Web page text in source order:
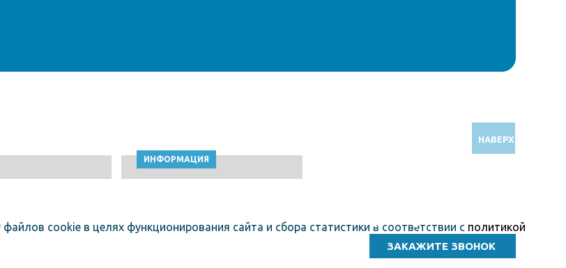
НАВЕРХ
ИНФОРМАЦИЯ
cookie в целях функционирования сайта и сбора статистики в соответствии с политикой